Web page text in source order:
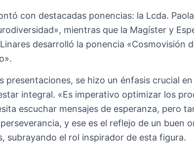
con destacadas ponencias: la Lcda.
mientras que la Magíster y
desarrolló la ponencia «Cosmovisión
presentaciones, se hizo un énfasis crucial
integral. «Es imperativo optimizar los
escuchar mensajes de esperanza, pero
y ese es el reflejo de un buen
subrayando el rol inspirador de esta figura.